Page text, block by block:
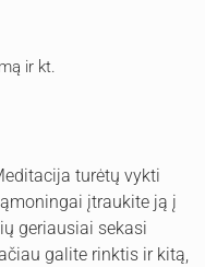
ir kt.
turėtų vykti
įtraukite ją į
geriausiai sekasi
galite rinktis ir kitą,